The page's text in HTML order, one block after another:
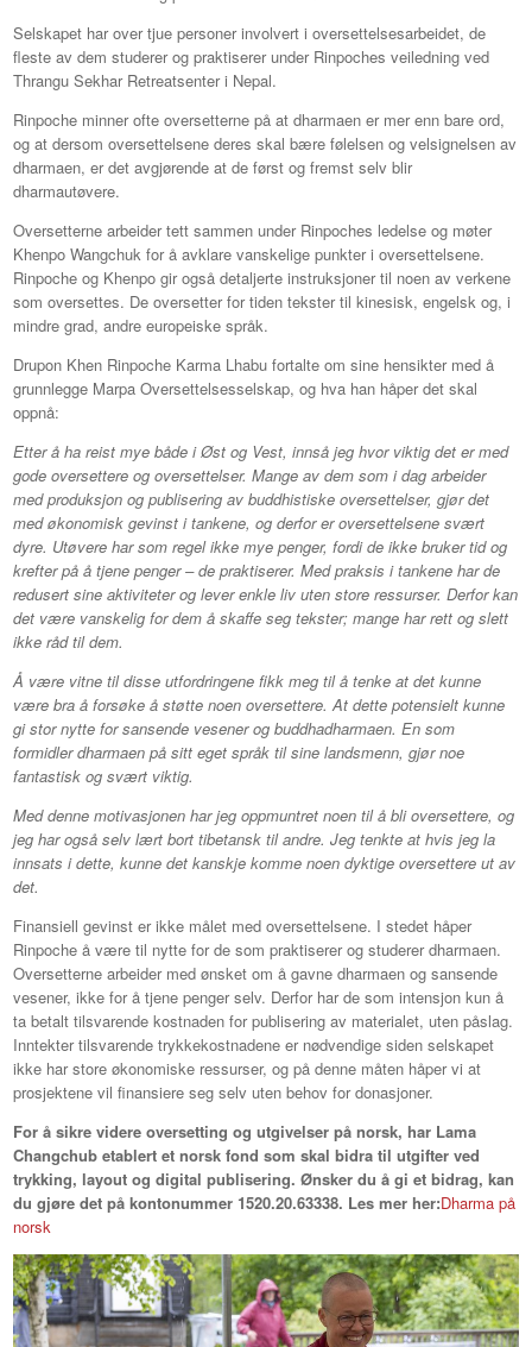
Selskapet har over tjue personer involvert i oversettelsesarbeidet, de
fleste av dem studerer og praktiserer under Rinpoches veiledning ved
Thrangu Sekhar Retreatsenter i Nepal.
Rinpoche minner ofte oversetterne på at dharmaen er mer enn bare ord,
og at dersom oversettelsene deres skal bære følelsen og velsignelsen av
dharmaen, er det avgjørende at de først og fremst selv blir
dharmautøvere.
Oversetterne arbeider tett sammen under Rinpoches ledelse og møter
Khenpo Wangchuk for å avklare vanskelige punkter i oversettelsene.
Rinpoche og Khenpo gir også detaljerte instruksjoner til noen av verkene
som oversettes. De oversetter for tiden tekster til kinesisk, engelsk og, i
mindre grad, andre europeiske språk.
Drupon Khen Rinpoche Karma Lhabu fortalte om sine hensikter med å
grunnlegge Marpa Oversettelsesselskap, og hva han håper det skal
oppnå:
Etter å ha reist mye både i Øst og Vest, innså jeg hvor viktig det er med
gode oversettere og oversettelser. Mange av dem som i dag arbeider
med produksjon og publisering av buddhistiske oversettelser, gjør det
med økonomisk gevinst i tankene, og derfor er oversettelsene svært
dyre. Utøvere har som regel ikke mye penger, fordi de ikke bruker tid og
krefter på å tjene penger – de praktiserer. Med praksis i tankene har de
redusert sine aktiviteter og lever enkle liv uten store ressurser. Derfor kan
det være vanskelig for dem å skaffe seg tekster; mange har rett og slett
ikke råd til dem.
Å være vitne til disse utfordringene fikk meg til å tenke at det kunne
være bra å forsøke å støtte noen oversettere. At dette potensielt kunne
gi stor nytte for sansende vesener og buddhadharmaen. En som
formidler dharmaen på sitt eget språk til sine landsmenn, gjør noe
fantastisk og svært viktig.
Med denne motivasjonen har jeg oppmuntret noen til å bli oversettere, og
jeg har også selv lært bort tibetansk til andre. Jeg tenkte at hvis jeg la
innsats i dette, kunne det kanskje komme noen dyktige oversettere ut av
det.
Finansiell gevinst er ikke målet med oversettelsene. I stedet håper
Rinpoche å være til nytte for de som praktiserer og studerer dharmaen.
Oversetterne arbeider med ønsket om å gavne dharmaen og sansende
vesener, ikke for å tjene penger selv. Derfor har de som intensjon kun å
ta betalt tilsvarende kostnaden for publisering av materialet, uten påslag.
Inntekter tilsvarende trykkekostnadene er nødvendige siden selskapet
ikke har store økonomiske ressurser, og på denne måten håper vi at
prosjektene vil finansiere seg selv uten behov for donasjoner.
For å sikre videre oversetting og utgivelser på norsk, har Lama
Changchub etablert et norsk fond som skal bidra til utgifter ved
trykking, layout og digital publisering. Ønsker du å gi et bidrag, kan
du gjøre det på kontonummer 1520.20.63338. Les mer her:Dharma på
norsk